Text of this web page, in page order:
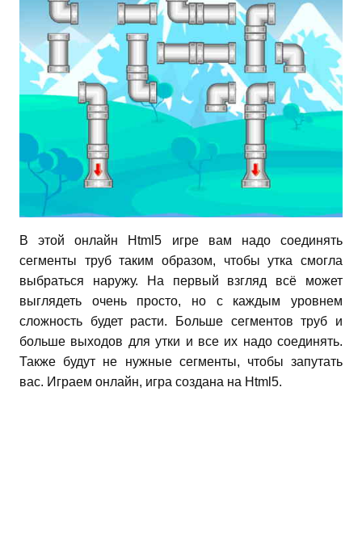
В этой онлайн Html5 игре вам надо соединять
сегменты труб таким образом, чтобы утка смогла
выбраться наружу. На первый взгляд всё может
выглядеть очень просто, но с каждым уровнем
сложность будет расти. Больше сегментов труб и
больше выходов для утки и все их надо соединять.
Также будут не нужные сегменты, чтобы запутать
вас. Играем онлайн, игра создана на Html5.